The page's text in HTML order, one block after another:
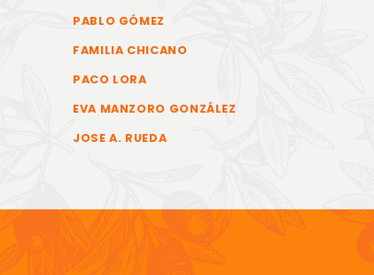
PABLO GÓMEZ
FAMILIA CHICANO
PACO LORA
EVA MANZORO GONZÁLEZ
JOSE A. RUEDA